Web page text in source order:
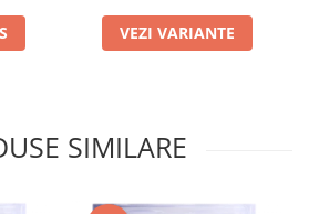
VEZI VARIANTE
SIMILARE